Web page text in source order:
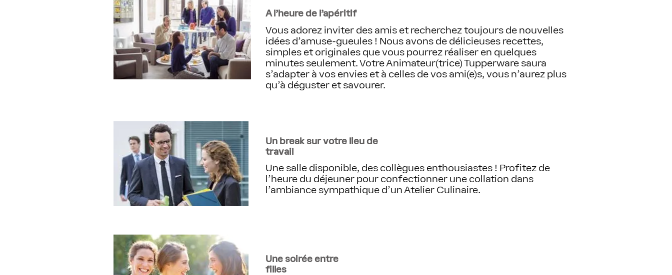
A l'heure de l'apéritif
Vous adorez inviter des amis et recherchez toujours de nouvelles
idées d'amuse-gueules ! Nous avons de délicieuses recettes,
simples et originales que vous pourrez réaliser en quelques
minutes seulement. Votre Animateur(trice) Tupperware saura
s’adapter à vos envies et à celles de vos ami(e)s, vous n’aurez plus
qu’à déguster et savourer.
Un break sur votre lieu de
travail
Une salle disponible, des collègues enthousiastes ! Profitez de
l'heure du déjeuner pour confectionner une collation dans
l'ambiance sympathique d'un Atelier Culinaire.
Une soirée entre
filles